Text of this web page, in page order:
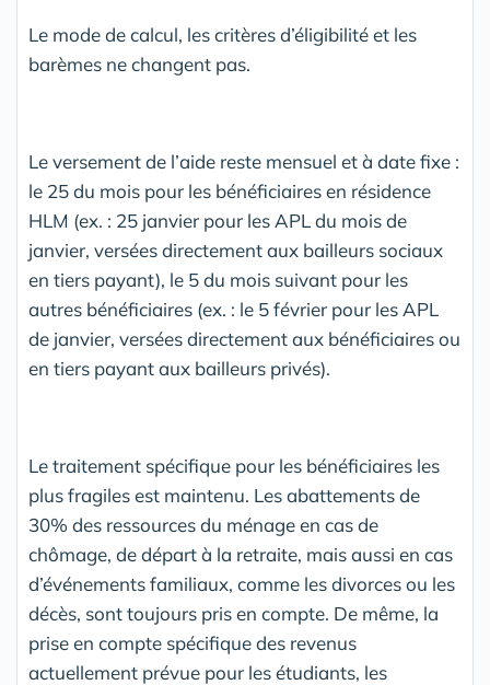
Le mode de calcul, les critères d’éligibilité et les
barèmes ne changent pas.
Le versement de l’aide reste mensuel et à date fixe :
le 25 du mois pour les bénéficiaires en résidence
HLM (ex. : 25 janvier pour les APL du mois de
janvier, versées directement aux bailleurs sociaux
en tiers payant), le 5 du mois suivant pour les
autres bénéficiaires (ex. : le 5 février pour les APL
de janvier, versées directement aux bénéficiaires ou
en tiers payant aux bailleurs privés).
Le traitement spécifique pour les bénéficiaires les
plus fragiles est maintenu. Les abattements de
30% des ressources du ménage en cas de
chômage, de départ à la retraite, mais aussi en cas
d’événements familiaux, comme les divorces ou les
décès, sont toujours pris en compte. De même, la
prise en compte spécifique des revenus
actuellement prévue pour les étudiants, les